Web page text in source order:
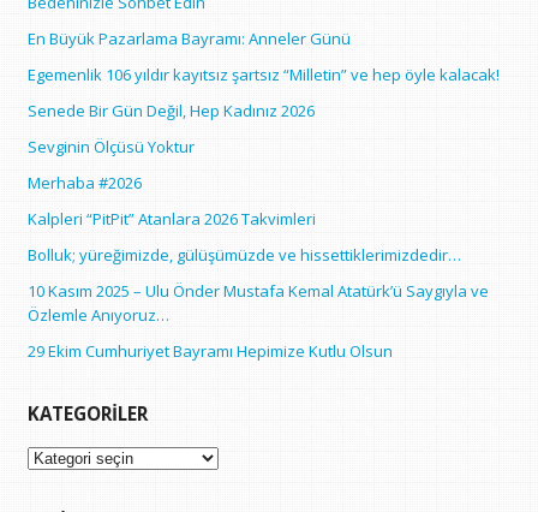
En Büyük Pazarlama Bayramı: Anneler Günü
Egemenlik 106 yıldır kayıtsız şartsız “Milletin” ve hep öyle kalacak!
Senede Bir Gün Değil, Hep Kadınız 2026
Sevginin Ölçüsü Yoktur
Merhaba #2026
Kalpleri “PitPit” Atanlara 2026 Takvimleri
Bolluk; yüreğimizde, gülüşümüzde ve hissettiklerimizdedir…
10 Kasım 2025 – Ulu Önder Mustafa Kemal Atatürk’ü Saygıyla ve
Özlemle Anıyoruz…
29 Ekim Cumhuriyet Bayramı Hepimize Kutlu Olsun
KATEGORILER
Kategoriler